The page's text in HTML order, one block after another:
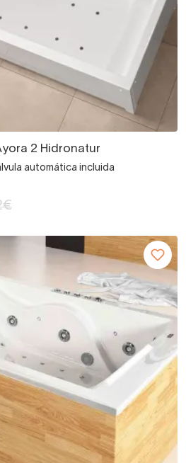
2 Hidronatur
automática incluida